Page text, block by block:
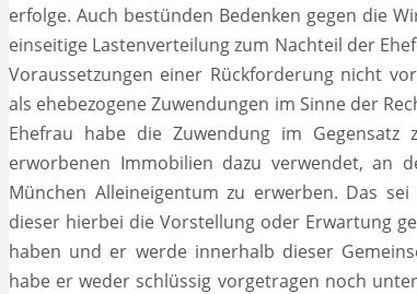
erfolge. Auch bestünden Bedenken gegen die
einseitige Lastenverteilung zum Nachteil der
Voraussetzungen einer Rückforderung nicht
als ehebezogene Zuwendungen im Sinne der
Ehefrau habe die Zuwendung im
erworbenen Immobilien dazu verwendet, an
München Alleineigentum zu erwerben. Das
dieser hierbei die Vorstellung oder Erwartung
haben und er werde innerhalb dieser
habe er weder schlüssig vorgetragen noch